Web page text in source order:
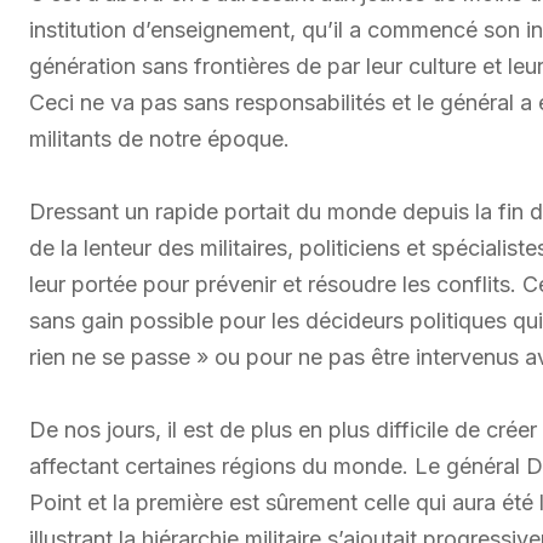
institution d’enseignement, qu’il a commencé son
génération sans frontières de par leur culture et
Ceci ne va pas sans responsabilités et le général
militants de notre époque.
Dressant un rapide portait du monde depuis la fin
de la lenteur des militaires, politiciens et
leur portée pour prévenir et résoudre les conflits.
sans gain possible pour les décideurs politiques
rien ne se passe » ou pour ne pas être intervenus
De nos jours, il est de plus en plus difficile de
affectant certaines régions du monde. Le général
Point et la première est sûrement celle qui aura